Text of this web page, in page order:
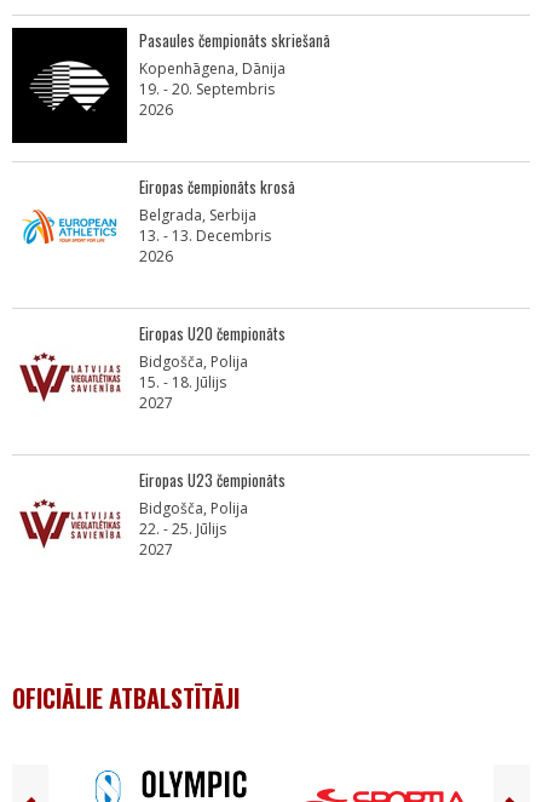
Pasaules čempionāts skriešanā
Kopenhāgena, Dānija
19. - 20. Septembris
2026
Eiropas čempionāts krosā
Belgrada, Serbija
13. - 13. Decembris
2026
Eiropas U20 čempionāts
Bidgošča, Polija
15. - 18. Jūlijs
2027
Eiropas U23 čempionāts
Bidgošča, Polija
22. - 25. Jūlijs
2027
OFICIĀLIE ATBALSTĪTĀJI